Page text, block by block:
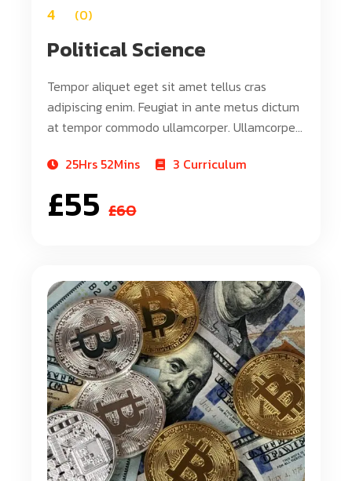
4 0
Political Science
Tempor aliquet eget sit amet tellus cras
adipiscing enim. Feugiat in ante metus dictum
at tempor commodo ullamcorper. Ullamcorper
mattis ullamcorper velit sed ullamcorper morbi
adipiscing elit. A erat nam at lectus urna duis
25Hrs 52Mins 3 Curriculum
£55 £60